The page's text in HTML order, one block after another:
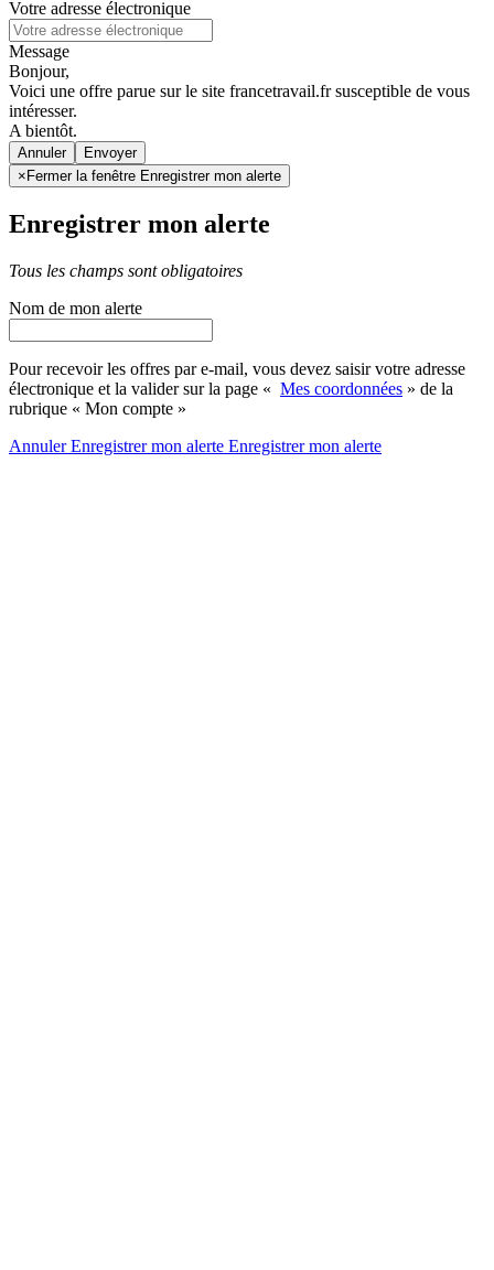
Votre adresse électronique
Message
Bonjour,
Voici une offre parue sur le site francetravail.fr susceptible de vous
intéresser.
A bientôt.
Annuler
× Fermer la fenêtre Enregistrer mon alerte
Enregistrer mon alerte
Tous les champs sont obligatoires
Nom de mon alerte
Pour recevoir les offres par e-mail, vous devez saisir votre adresse
électronique et la valider sur la page « Mes coordonnées » de la
rubrique « Mon compte »
AnnulerEnregistrer mon alerte Enregistrermon alerte